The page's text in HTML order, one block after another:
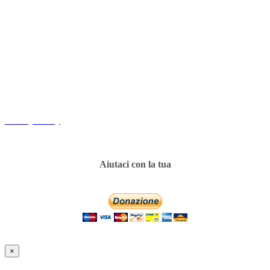
Aiutaci con la tua
×